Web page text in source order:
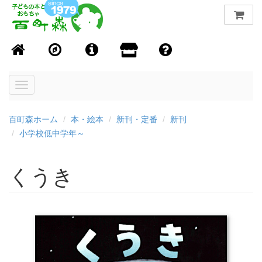
Toggle
百町森ホーム 本・絵本 新刊・定番
新刊
小学校低中学年～
くうき